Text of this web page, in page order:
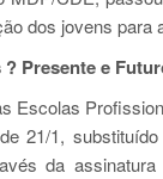
dos jovens para
Presente e
Escolas
21/1,
da